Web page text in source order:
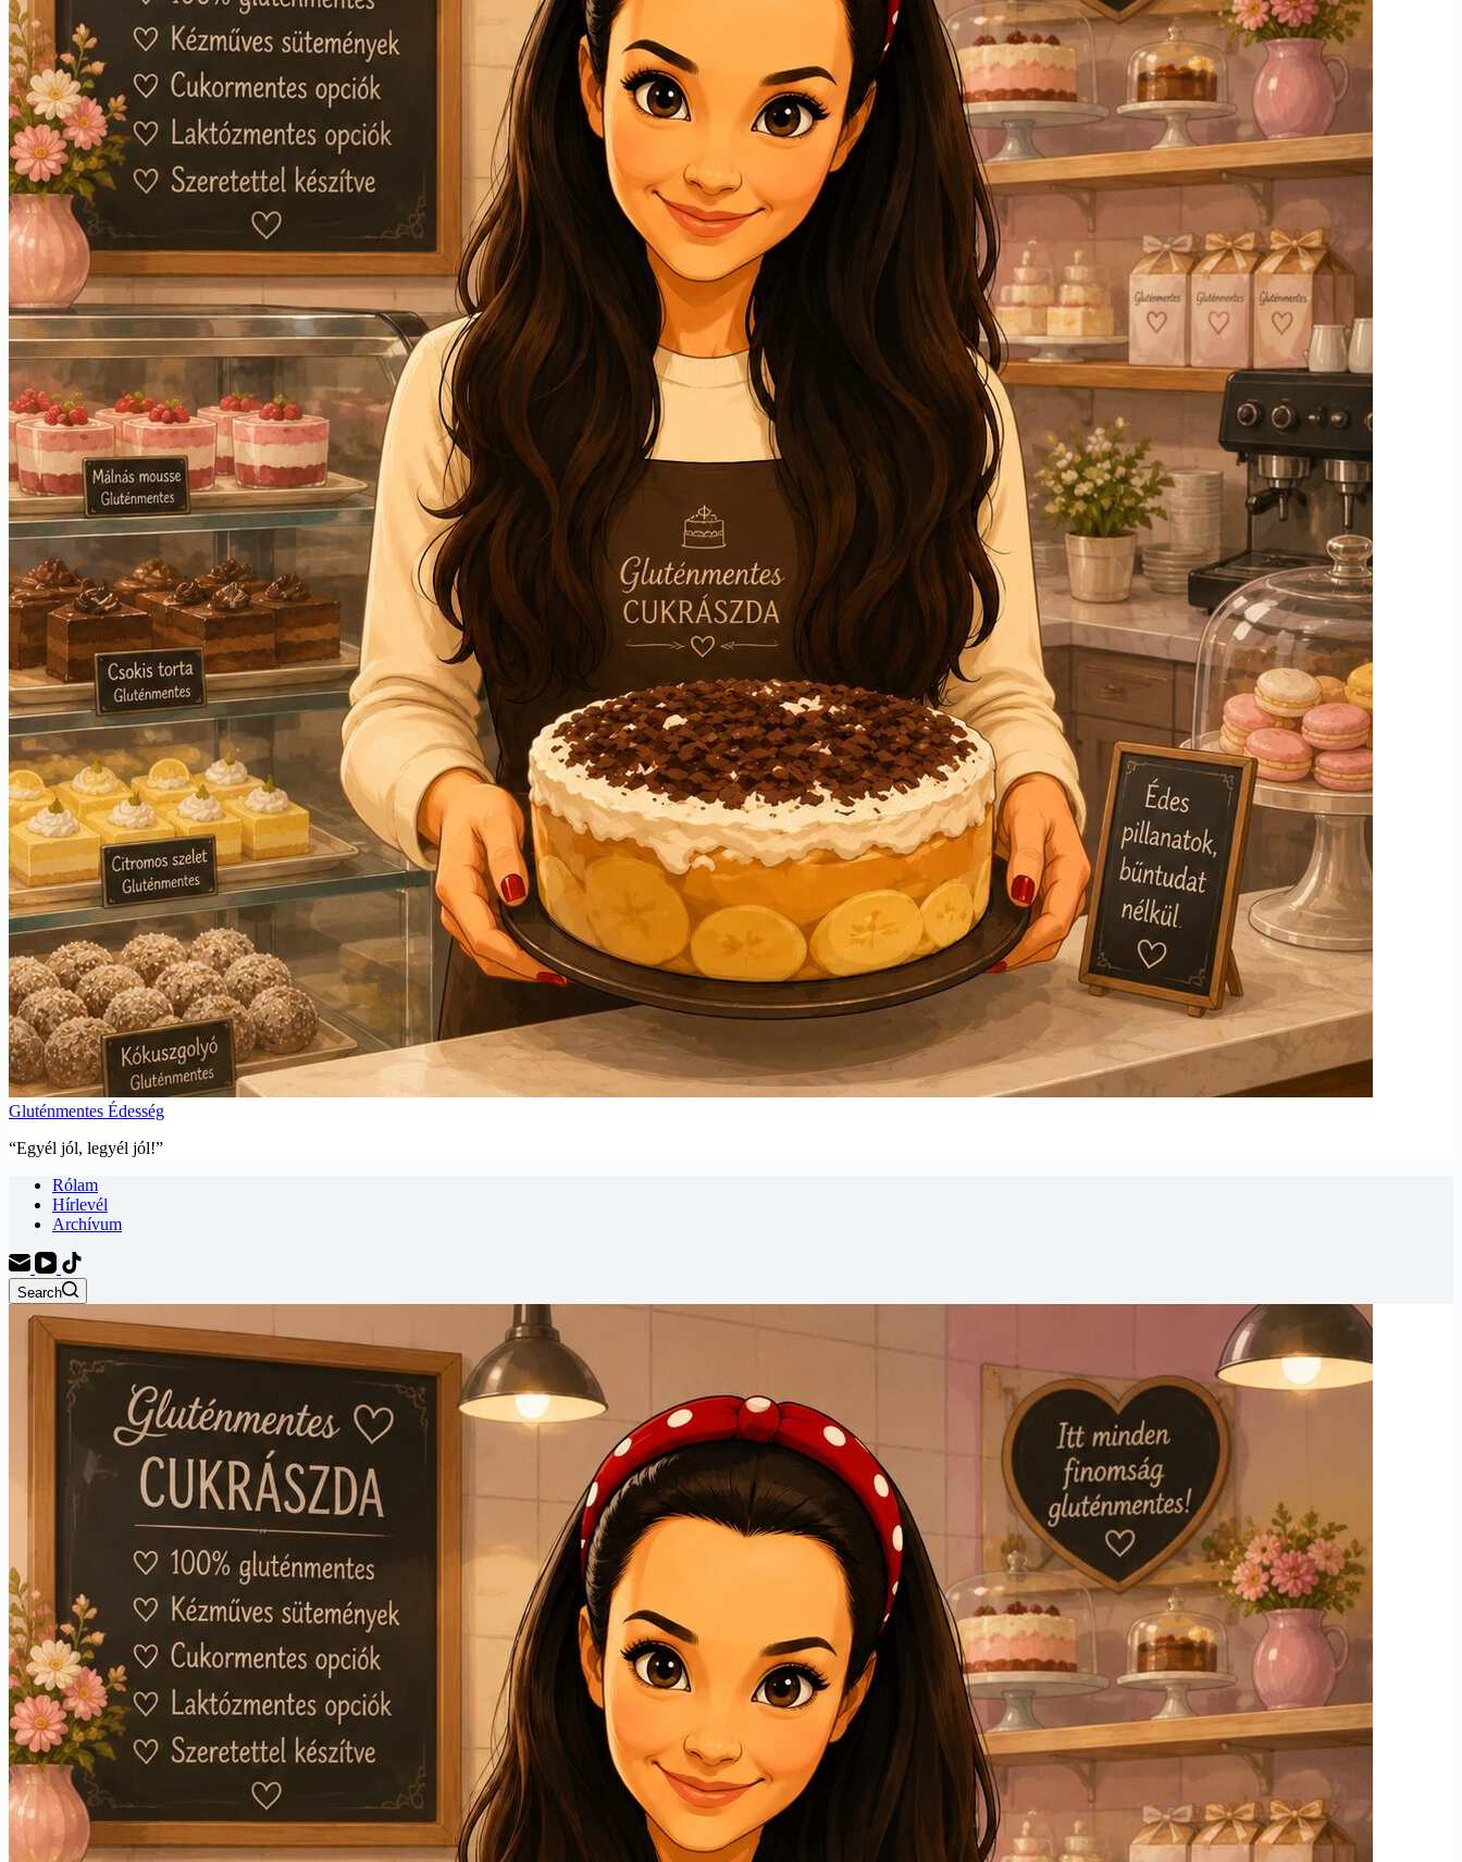
Gluténmentes Édesség
“Egyél jól, legyél jól!”
Rólam
Hírlevél
Archívum
Search